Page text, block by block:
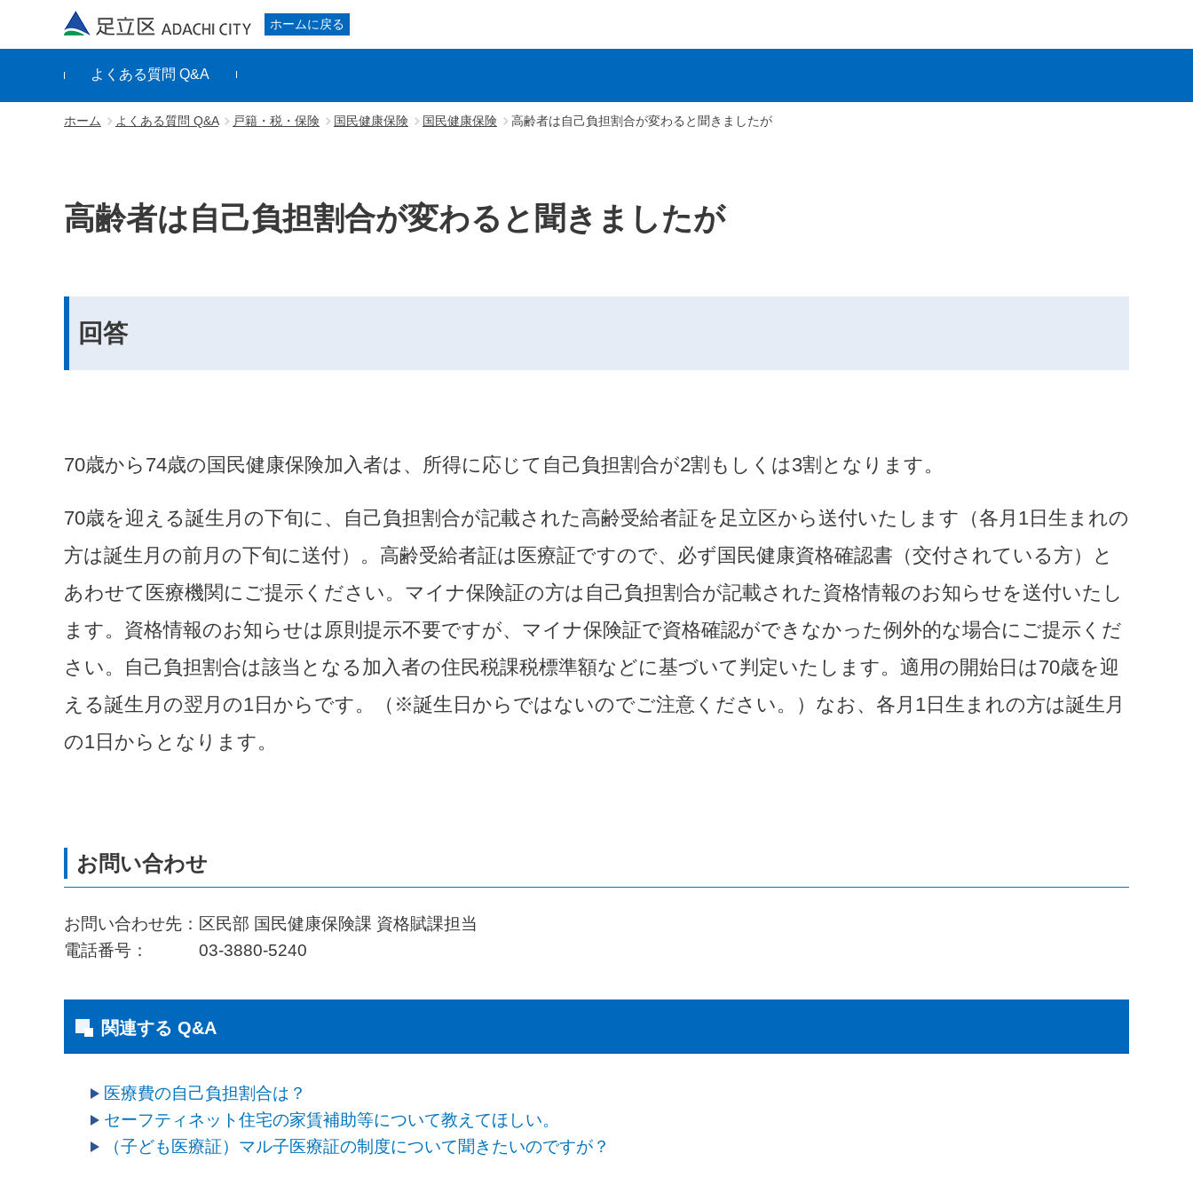
足立区
ホームに戻る
よくある質問 Q&A
ホーム よくある質問 Q&A 戸籍・税・保険 国民健康保険 国民健康保険 高齢者は自己負担割合が変わると聞きましたが
高齢者は自己負担割合が変わると聞きましたが
回答
70歳から74歳の国民健康保険加入者は、所得に応じて自己負担割合が2割もしくは3割となります。
70歳を迎える誕生月の下旬に、自己負担割合が記載された高齢受給者証を足立区から送付いたします（各月1日生まれの
方は誕生月の前月の下旬に送付）。高齢受給者証は医療証ですので、必ず国民健康資格確認書（交付されている方）と
あわせて医療機関にご提示ください。マイナ保険証の方は自己負担割合が記載された資格情報のお知らせを送付いたし
ます。資格情報のお知らせは原則提示不要ですが、マイナ保険証で資格確認ができなかった例外的な場合にご提示くだ
さい。自己負担割合は該当となる加入者の住民税課税標準額などに基づいて判定いたします。適用の開始日は70歳を迎
える誕生月の翌月の1日からです。（※誕生日からではないのでご注意ください。）なお、各月1日生まれの方は誕生月
の1日からとなります。
お問い合わせ先：区民部 国民健康保険課 資格賦課担当
電話番号： 03-3880-5240
関連する Q&A
医療費の自己負担割合は？
セーフティネット住宅の家賃補助等について教えてほしい。
（子ども医療証）マル子医療証の制度について聞きたいのですが？